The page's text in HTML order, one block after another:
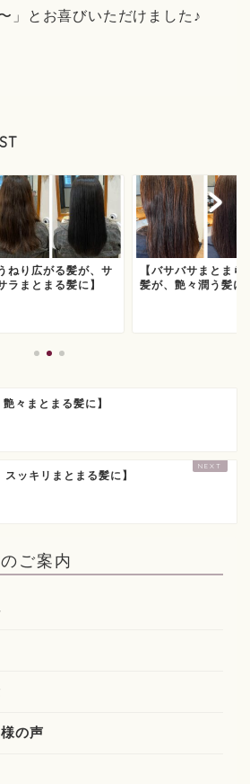
」とお喜びいただけました♪
ねり広がる髪が、サ
ラまとまる髪に】
【バサバサまとまら
髪が、艶々潤う髪に
々まとまる髪に】
スッキリまとまる髪に】
ご案内
の声